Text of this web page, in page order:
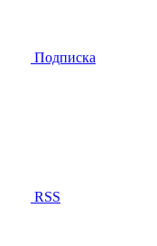
Подписка
RSS